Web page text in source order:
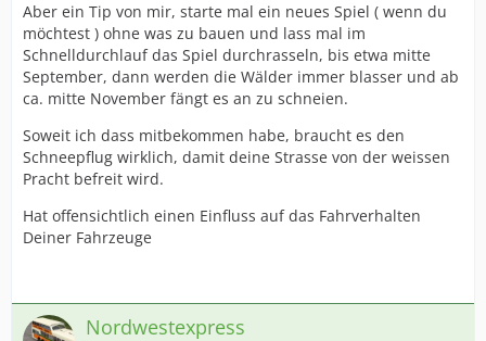
Aber ein Tip von mir, starte mal ein neues Spiel ( wenn du
möchtest ) ohne was zu bauen und lass mal im
Schnelldurchlauf das Spiel durchrasseln, bis etwa mitte
September, dann werden die Wälder immer blasser und ab
ca. mitte November fängt es an zu schneien.
Soweit ich dass mitbekommen habe, braucht es den
Schneepflug wirklich, damit deine Strasse von der weissen
Pracht befreit wird.
Hat offensichtlich einen Einfluss auf das Fahrverhalten
Deiner Fahrzeuge
Nordwestexpress